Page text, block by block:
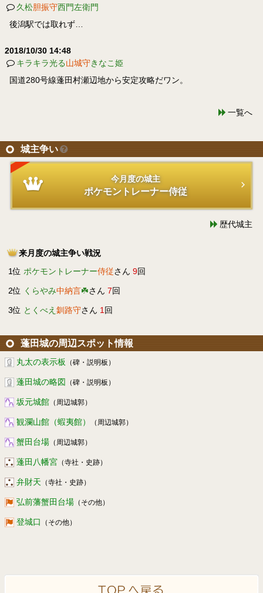
久松胆振守西門左衛門
後潟駅では取れず…
2018/10/30 14:48
キラキラ光る山城守きなこ姫
国道280号線蓬田村瀬辺地から安定攻略だワン。
一覧へ
城主争い
今月度の城主
ポケモントレーナー侍従
歴代城主
来月度の城主争い戦況
1位 ポケモントレーナー侍従さん 9回
2位 くらやみ中納言☘️さん 7回
3位 とくべえ 釧路守さん 1 回
蓬田城の周辺スポット情報
丸太の表示板 （碑・説明板）
蓬田城の略図 （碑・説明板）
坂元城館 （周辺城郭）
観瀾山館（蝦夷館） （周辺城郭）
蟹田台場 （周辺城郭）
蓬田八幡宮 （寺社・史跡）
弁財天 （寺社・史跡）
弘前藩蟹田台場 （その他）
登城口 （その他）